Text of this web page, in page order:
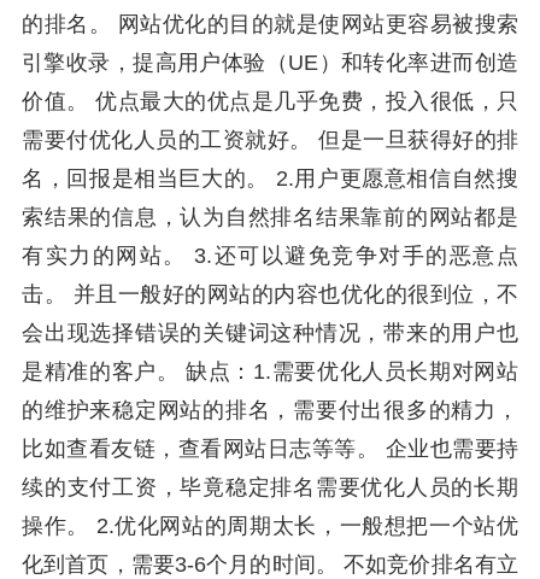
的排名。 网站优化的目的就是使网站更容易被搜索
引擎收录，提高用户体验（UE）和转化率进而创造
价值。 优点最大的优点是几乎免费，投入很低，只
需要付优化人员的工资就好。 但是一旦获得好的排
名，回报是相当巨大的。 2.用户更愿意相信自然搜
索结果的信息，认为自然排名结果靠前的网站都是
有实力的网站。 3.还可以避免竞争对手的恶意点
击。 并且一般好的网站的内容也优化的很到位，不
会出现选择错误的关键词这种情况，带来的用户也
是精准的客户。 缺点：1.需要优化人员长期对网站
的维护来稳定网站的排名，需要付出很多的精力，
比如查看友链，查看网站日志等等。 企业也需要持
续的支付工资，毕竟稳定排名需要优化人员的长期
操作。 2.优化网站的周期太长，一般想把一个站优
化到首页，需要3-6个月的时间。 不如竞价排名有立